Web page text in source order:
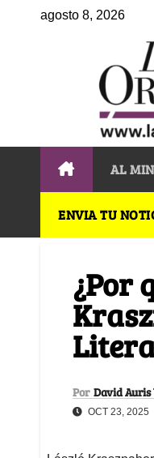
agosto 8, 2026
AL
ENVIA TU
¿Por
Por David
OCT 23, 2025